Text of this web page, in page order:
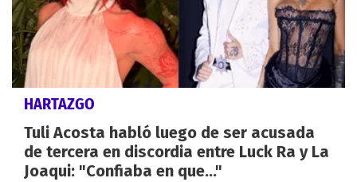
HARTAZGO
Tuli Acosta habló luego de ser acusada
de tercera en discordia entre Luck Ra y La
Joaqui: "Confiaba en que..."